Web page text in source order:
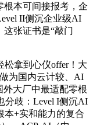
根本可间接报考，企
II侧沉企业级AI
这张证书是“敲门
拿到心仪offer！大
为国内云计较、AI
外大厂中最适配零根
分歧：Level I侧沉AI
本+实和能力的复合